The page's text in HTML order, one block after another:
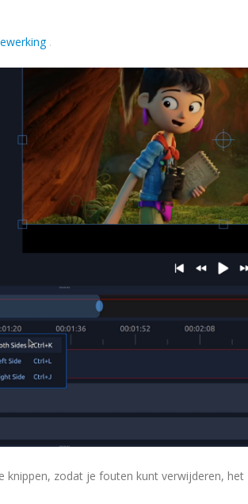
.
knippen, zodat je fouten kunt verwijderen, het